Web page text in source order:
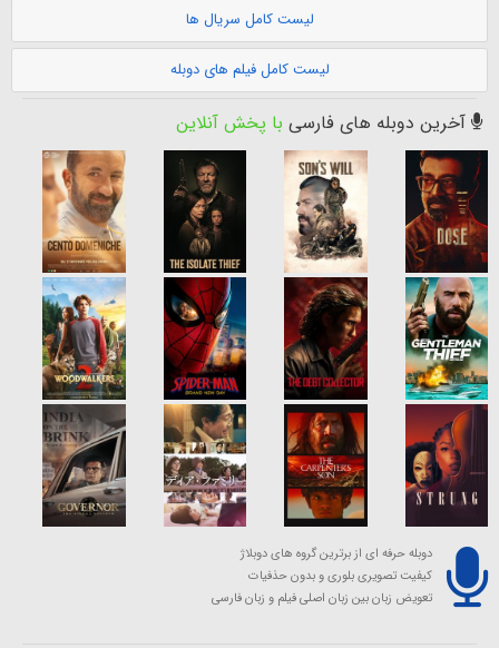
لیست کامل سریال ها
لیست کامل فیلم های دوبله
آخرین دوبله های فارسی با پخش آنلاین
دوبله حرفه ای از برترین گروه های دوبلاژ
کیفیت تصویری بلوری و بدون حذفیات
تعویض زبان بین زبان اصلی فیلم و زبان فارسی